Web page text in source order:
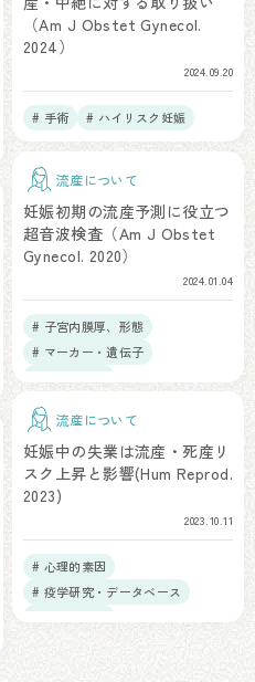
（Am J Obstet Gynecol.
2024）
2024.09.20
# 手術 # ハイリスク妊娠
流産について
妊娠初期の流産予測に役立つ
超音波検査（Am J Obstet
Gynecol. 2020）
2024.01.04
# 子宮内膜厚、形態
# マーカー・遺伝子
# 流産、死産
流産について
妊娠中の失業は流産・死産リ
スク上昇と影響(Hum Reprod.
2023)
2023.10.11
# 心理的素因
# 疫学研究・データベース
# 流産、死産
# プレコンセプション